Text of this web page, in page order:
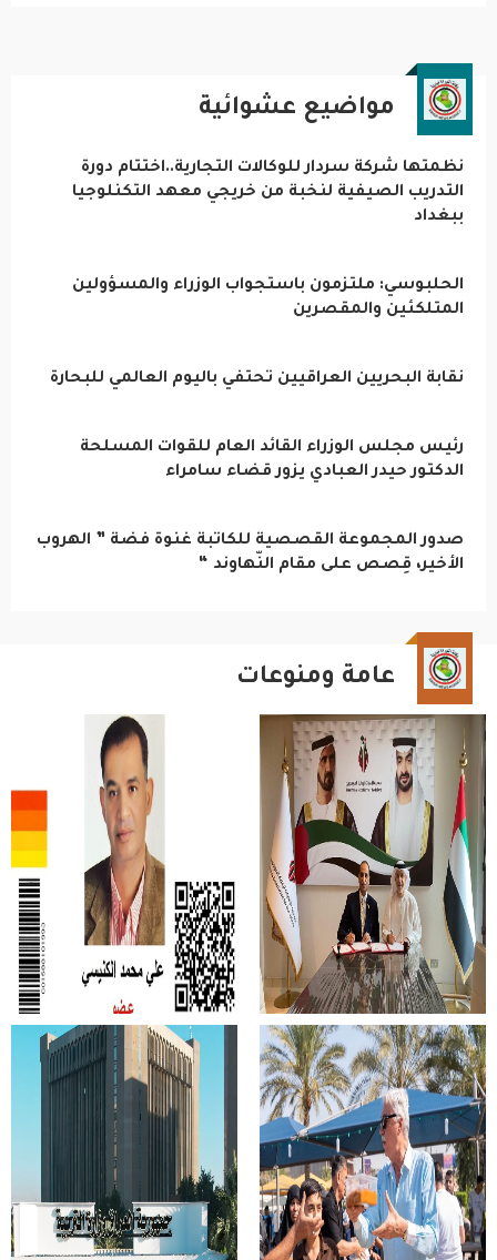
مواضيع عشوائية
نظمتها شركة سردار للوكالات التجارية..اختتام دورة
التدريب الصيفية لنخبة من خريجي معهد التكنلوجيا
ببغداد
الحلبوسي: ملتزمون باستجواب الوزراء والمسؤولين
المتلكئين والمقصرين
نقابة البحريين العراقيين تحتفي باليوم العالمي للبحارة
رئيس مجلس الوزراء القائد العام للقوات المسلحة
الدكتور حيدر العبادي يزور قضاء سامراء
صدور المجموعة القصصية للكاتبة غنوة فضة ” الهروب
الأخير، قِصص على مقام النّهاوند “
عامة ومنوعات